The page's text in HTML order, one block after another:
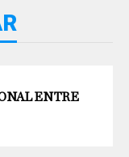
ENTRE